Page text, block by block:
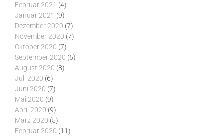
Februar 2021 (4)
Januar 2021 (9)
Dezember 2020 (7)
November 2020 (7)
Oktober 2020 (7)
September 2020 (5)
August 2020 (8)
Juli 2020 (6)
Juni 2020 (7)
Mai 2020 (9)
April 2020 (9)
März 2020 (5)
Februar 2020 (11)